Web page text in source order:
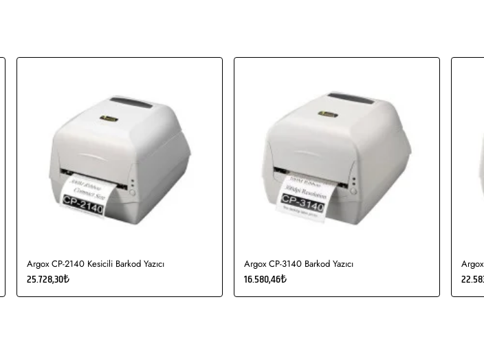
Argox CP-2140 Kesicili Barkod Yazıcı
25.728,30₺
Argox CP-3140 Barkod Yazıcı
16.580,46₺